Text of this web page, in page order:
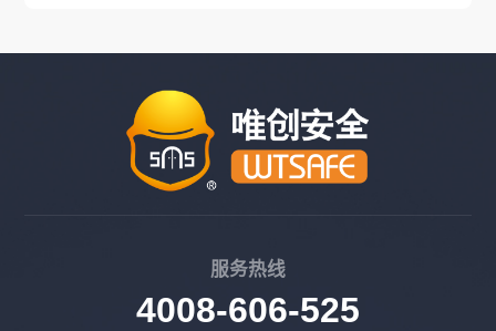
服务热线
4008-606-525